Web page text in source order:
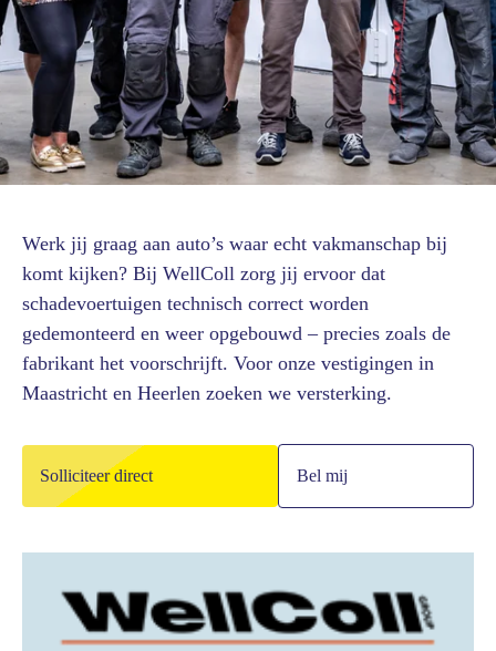
Werk jij graag aan auto’s waar echt vakmanschap bij
komt kijken? Bij WellColl zorg jij ervoor dat
schadevoertuigen technisch correct worden
gedemonteerd en weer opgebouwd – precies zoals de
fabrikant het voorschrijft. Voor onze vestigingen in
Maastricht en Heerlen zoeken we versterking.
Solliciteer direct Bel mij